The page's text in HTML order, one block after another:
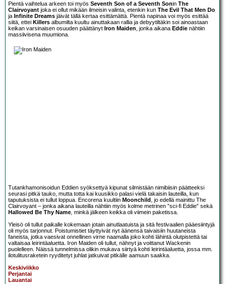
Pientä vaihtelua arkeen toi myös Seventh Son of a Seventh Sonin The
Clairvoyant joka ei ollut mikään ilmeisin valinta, etenkin kun The Evil That Men Do
ja Infinite Dreams jäivät tällä kertaa esittämättä. Pientä napinaa voi myös esittää
siitä, ettei Killers albumilta kuultu ainuttakaan rallia ja debyytiltäkin soi ainoastaan
keikan varsinaisen osuuden päättänyt Iron Maiden, jonka aikana Eddie nähtiin
massiivisena muumiona.
Tutankhamonisoidun Eddien syöksettyä kipunat silmistään nimibiisin päätteeksi
seurasi pitkä tauko, mutta totta kai kuusikko palasi vielä takaisin lauteilla, kun
taputuksista ei tullut loppua. Encorena kuultiin Moonchild , jo edellä mainittu The
Clairvoyant – jonka aikana lauteilla nähtiin myös kolme metrinen ”sci-fi Eddie” sekä
Hallowed Be Thy Name, minkä jälkeen keikka oli viimein paketissa.
Yleisö oli tullut paikalle kokemaan jotain ainutlaatuista ja sitä festivaalien pääesiintyjä
oli myös tarjonnut. Poistumistiet täyttyivät nyt äänensä taivaisiin huutaneista
faneista, jotka vaesivat onnellinen virne naamalla joko kohti lähintä olutpistettä tai
valtaisaa leirintäaluetta. Iron Maiden oli tullut, nähnyt ja voittanut Wackenin
puolelleen. Näissä tunnelmissa olikin mukava siirtyä kohti leirintäaluetta, jossa mm.
ilotulitusraketein ryyditetyt juhlat jatkuivat pitkälle aamuun saakka.
Keskiviikko
Perjantai
Lauantai